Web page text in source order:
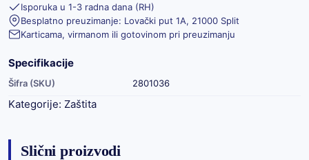
Isporuka u 1-3 radna dana (RH)
Besplatno preuzimanje: Lovački put 1A, 21000 Split
Karticama, virmanom ili gotovinom pri preuzimanju
Specifikacije
Šifra (SKU) 2801036
Kategorije: Zaštita
Slični proizvodi